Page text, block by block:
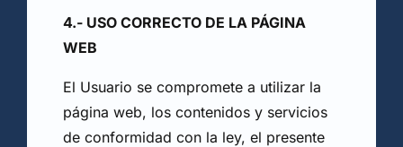
4.- USO CORRECTO DE LA PÁGINA
WEB
El Usuario se compromete a utilizar la
página web, los contenidos y servicios
de conformidad con la ley, el presente